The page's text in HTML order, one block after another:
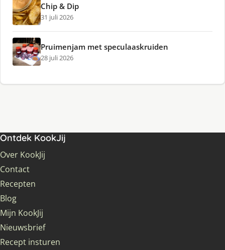
Chip & Dip
31 juli 2026
Pruimenjam met speculaaskruiden
28 juli 2026
Ontdek KookJij
Over KookJij
Contact
Recepten
Blog
Mijn KookJij
Nieuwsbrief
Recept insturen